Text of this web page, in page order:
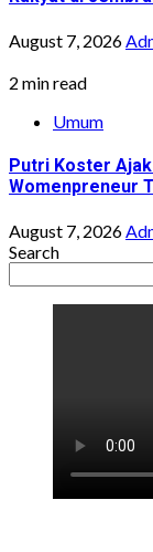
August 7, 2026
2 min read
Umum
Putri Koster
Womenpreneur
August 7, 2026
Search